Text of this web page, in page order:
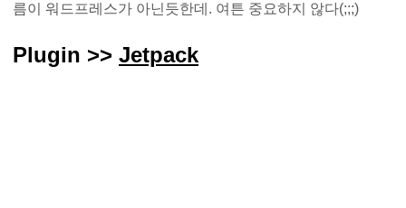
름이 워드프레스가 아닌듯한데. 여튼 중요하지 않다(;;;)
Plugin >> Jetpack